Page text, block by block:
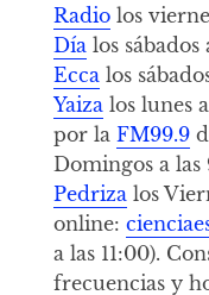
Radiolos
Díalos sábados
Eccalos
Yaizalos lunes
por la FM99.9
Domingos a
Pedrizalos
online:
a las 11:00).
frecuencias y